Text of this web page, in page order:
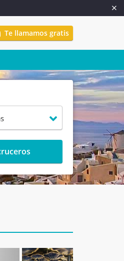
Te llamamos gratis